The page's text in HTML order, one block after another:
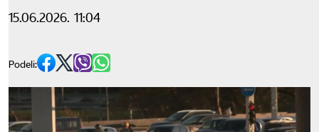
15.06.2026. 11:04
Podeli: